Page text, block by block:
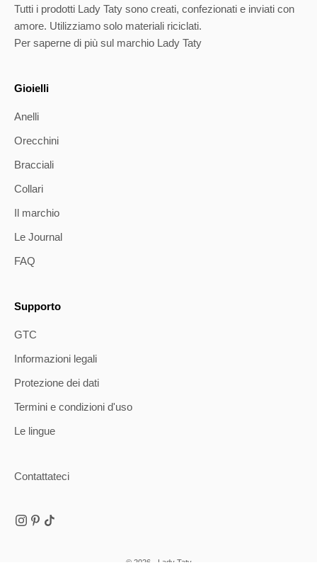
Tutti i prodotti Lady Taty sono creati, confezionati e inviati con
amore. Utilizziamo solo materiali riciclati.
Per saperne di più sul marchio Lady Taty
Gioielli
Anelli
Orecchini
Bracciali
Collari
Il marchio
Le Journal
FAQ
Supporto
GTC
Informazioni legali
Protezione dei dati
Termini e condizioni d'uso
Le lingue
Contattateci
© 2026 - Lady Taty